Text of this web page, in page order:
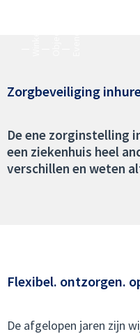
Zorgbeveiliging
De ene zorginstelling
een ziekenhuis heel
verschillen en weten
Flexibel. ontzorgen.
De afgelopen jaren zijn